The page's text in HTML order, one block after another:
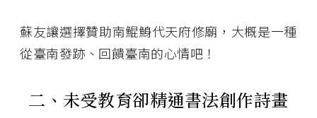
蘇友讓選擇贊助南鯤鯓代天府修廟，大概是一種
從臺南發跡、回饋臺南的心情吧！
二、未受教育卻精通書法創作詩畫